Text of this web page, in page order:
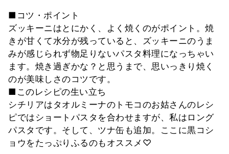
■コツ・ポイント
ズッキーニはとにかく、よく焼くのがポイント。焼
きが甘くて水分が残っていると、ズッキーニのうま
みが感じられず物足りないパスタ料理になっちゃい
ます。焼き過ぎかな？と思うまで、思いっきり焼く
のが美味しさのコツです。
■このレシピの生い立ち
シチリアはタオルミーナのトモコのお姑さんのレシ
ピではショートパスタを合わせますが、私はロング
パスタです。そして、ツナ缶も追加。ここに黒コシ
ョウをたっぷりふるのもオススメ♡